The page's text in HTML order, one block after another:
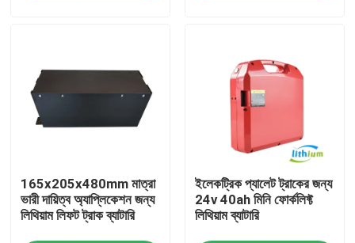
আমাদের সম্পর্কে
মান নিয়ন্ত্রণ
উদ্ধৃতির জন্য আবেদন
165x205x480mm মাত্রা
ভারী দায়িত্ব অ্যাপ্লিকেশন জন্য
লিথিয়াম লিফট ট্রাক ব্যাটারি
ইলেকট্রিক প্যালেট ট্রাকের জন্য
24v 40ah মিনি ফোর্কলিফ্ট
লিথিয়াম ব্যাটারি